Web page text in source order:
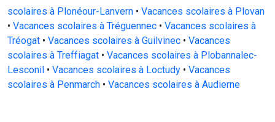
scolaires à Plonéour-Lanvern • Vacances scolaires à Plovan
• Vacances scolaires à Tréguennec • Vacances scolaires à
Tréogat • Vacances scolaires à Guilvinec • Vacances
scolaires à Treffiagat • Vacances scolaires à Plobannalec-
Lesconil • Vacances scolaires à Loctudy • Vacances
scolaires à Penmarch • Vacances scolaires à Audierne